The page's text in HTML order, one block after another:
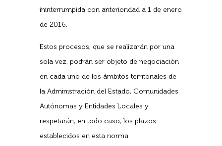
ininterrumpida con anterioridad a 1 de enero
de 2016.
Estos procesos, que se realizarán por una
sola vez, podrán ser objeto de negociación
en cada uno de los ámbitos territoriales de
la Administración del Estado, Comunidades
Autónomas y Entidades Locales y
respetarán, en todo caso, los plazos
establecidos en esta norma.